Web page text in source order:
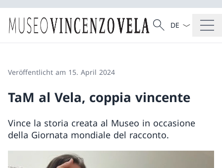
Suche
Suche
Sprach
Veröffentlicht am 15. April 2024
TaM al Vela, coppia vincente
Vince la storia creata al Museo in occasione
della Giornata mondiale del racconto.